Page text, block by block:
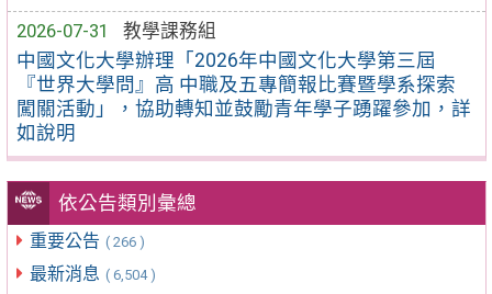
2026-07-31
教學課務組
中國文化大學辦理「2026年中國文化大學第三屆
『世界大學問』高 中職及五專簡報比賽暨學系探索
闖關活動」，協助轉知並鼓勵青年學子踴躍參加，詳
如說明
依公告類別彙總
重要公告 ( 266 )
最新消息 ( 6,504 )